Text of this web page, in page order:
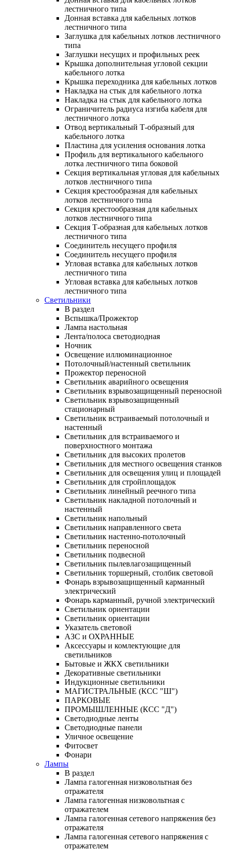
лестничного типа
Донная вставка для кабельных лотков
лестничного типа
Заглушка для кабельных лотков лестничного
типа
Заглушки несущих и профильных реек
Крышка дополнительная угловой секции
кабельного лотка
Крышка переходника для кабельных лотков
Накладка на стык для кабельного лотка
Накладка на стык для кабельного лотка
Ограничитель радиуса изгиба кабеля для
лестничного лотка
Отвод вертикальный Т-образный для
кабельного лотка
Пластина для усиления основания лотка
Профиль для вертикального кабельного
лотка лестничного типа боковой
Секция вертикальная угловая для кабельных
лотков лестничного типа
Секция крестообразная для кабельных
лотков лестничного типа
Секция крестообразная для кабельных
лотков лестничного типа
Секция Т-образная для кабельных лотков
лестничного типа
Соединитель несущего профиля
Соединитель несущего профиля
Угловая вставка для кабельных лотков
лестничного типа
Угловая вставка для кабельных лотков
лестничного типа
Светильники
В раздел
Вспышка/Прожектор
Лампа настольная
Лента/полоса светодиодная
Ночник
Освещение иллюминационное
Потолочный/настенный светильник
Прожектор переносной
Светильник аварийного освещения
Светильник взрывозащищенный переносной
Светильник взрывозащищенный
стационарный
Светильник встраиваемый потолочный и
настенный
Светильник для встраиваемого и
поверхностного монтажа
Светильник для высоких пролетов
Светильник для местного освещения станков
Светильник для освещения улиц и площадей
Светильник для стройплощадок
Светильник линейный реечного типа
Светильник накладной потолочный и
настенный
Светильник напольный
Светильник направленного света
Светильник настенно-потолочный
Светильник переносной
Светильник подвесной
Светильник пылевлагозащищенный
Светильник торшерный, столбик световой
Фонарь взрывозащищенный карманный
электрический
Фонарь карманный, ручной электрический
Светильник ориентации
Светильник ориентации
Указатель световой
АЗС и ОХРАННЫЕ
Аксессуары и комлектующие для
светильников
Бытовые и ЖКХ светильники
Декоративные светильники
Индукционные светильники
МАГИСТРАЛЬНЫЕ (КСС "Ш")
ПАРКОВЫЕ
ПРОМЫШЛЕННЫЕ (КСС "Д")
Светодиодные ленты
Светодиодные панели
Уличное освещение
Фитосвет
Фонари
Лампы
В раздел
Лампа галогенная низковольтная без
отражателя
Лампа галогенная низковольтная с
отражателем
Лампа галогенная сетевого напряжения без
отражателя
Лампа галогенная сетевого напряжения с
отражателем